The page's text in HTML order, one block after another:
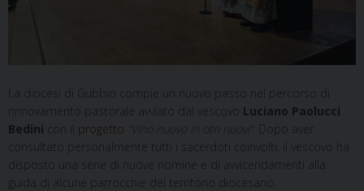
La diocesi di Gubbio compie un nuovo passo nel percorso di
rinnovamento pastorale avviato dal vescovo Luciano Paolucci
Bedini con il progetto
. Dopo aver
consultato personalmente tutti i sacerdoti coinvolti, il vescovo ha
disposto una serie di nuove nomine e di avvicendamenti alla
guida di alcune parrocchie del territorio diocesano.